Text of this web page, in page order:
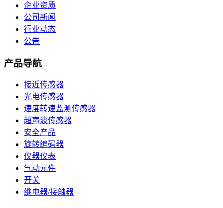
企业资质
公司新闻
行业动态
公告
产品导航
接近传感器
光电传感器
速度转速监测传感器
超声波传感器
安全产品
旋转编码器
仪器仪表
气动元件
开关
继电器/接触器